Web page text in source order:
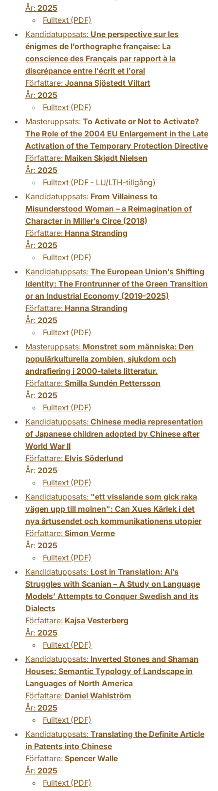
År: 2025
Fulltext (PDF)
Kandidatuppsats: Une perspective sur les
énigmes de l’orthographe française: La
conscience des Français par rapport à la
discrépance entre l'écrit et l'oral
Författare: Joanna Sjöstedt Viltart
År: 2025
Fulltext (PDF)
Masteruppsats: To Activate or Not to Activate?
The Role of the 2004 EU Enlargement in the Late
Activation of the Temporary Protection Directive
Författare: Maiken Skjødt Nielsen
År: 2025
Fulltext (PDF - LU/LTH-tillgång)
Kandidatuppsats: From Villainess to
Misunderstood Woman – a Reimagination of
Character in Miller’s Circe (2018)
Författare: Hanna Stranding
År: 2025
Fulltext (PDF)
Kandidatuppsats: The European Union’s Shifting
Identity: The Frontrunner of the Green Transition
or an Industrial Economy (2019-2025)
Författare: Hanna Stranding
År: 2025
Fulltext (PDF)
Masteruppsats: Monstret som människa: Den
populärkulturella zombien, sjukdom och
andrafiering i 2000-talets litteratur.
Författare: Smilla Sundén Pettersson
År: 2025
Fulltext (PDF)
Kandidatuppsats: Chinese media representation
of Japanese children adopted by Chinese after
World War II
Författare: Elvis Söderlund
År: 2025
Fulltext (PDF)
Kandidatuppsats: "ett visslande som gick raka
vägen upp till molnen": Can Xues Kärlek i det
nya årtusendet och kommunikationens utopier
Författare: Simon Verme
År: 2025
Fulltext (PDF)
Kandidatuppsats: Lost in Translation: AI’s
Struggles with Scanian – A Study on Language
Models’ Attempts to Conquer Swedish and its
Dialects
Författare: Kajsa Vesterberg
År: 2025
Fulltext (PDF)
Kandidatuppsats: Inverted Stones and Shaman
Houses: Semantic Typology of Landscape in
Languages of North America
Författare: Daniel Wahlström
År: 2025
Fulltext (PDF)
Kandidatuppsats: Translating the Definite Article
in Patents into Chinese
Författare: Spencer Walle
År: 2025
Fulltext (PDF)